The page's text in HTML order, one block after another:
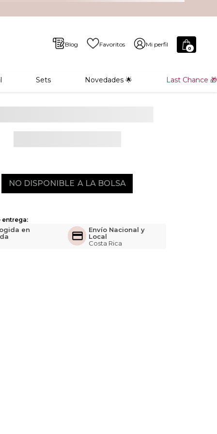
Blog Favoritos Mi perfil
0
Sets Novedades 🌟 Last Chance 🎁
NO DISPONIBLE
entrega:
en
Envío Nacional y
Local
Costa Rica